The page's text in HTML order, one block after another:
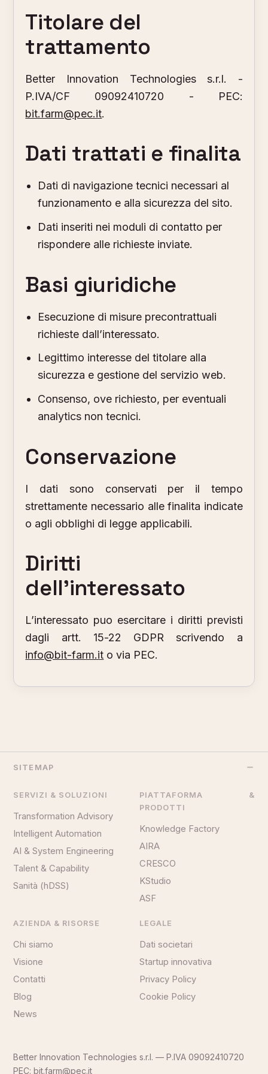
Titolare del
trattamento
Better Innovation Technologies s.r.l. -
P.IVA/CF 09092410720 - PEC:
bit.farm@pec.it.
Dati trattati e finalita
Dati di navigazione tecnici necessari al
funzionamento e alla sicurezza del sito.
Dati inseriti nei moduli di contatto per
rispondere alle richieste inviate.
Basi giuridiche
Esecuzione di misure precontrattuali
richieste dall’interessato.
Legittimo interesse del titolare alla
sicurezza e gestione del servizio web.
Consenso, ove richiesto, per eventuali
analytics non tecnici.
Conservazione
I dati sono conservati per il tempo
strettamente necessario alle finalita indicate
o agli obblighi di legge applicabili.
Diritti
dell’interessato
L’interessato puo esercitare i diritti previsti
dagli artt. 15-22 GDPR scrivendo a
info@bit-farm.it o via PEC.
SITEMAP
SERVIZI & SOLUZIONI
Transformation Advisory
Intelligent Automation
AI & System Engineering
Talent & Capability
Sanità (hDSS)
PIATTAFORMA &
PRODOTTI
Knowledge Factory
AIRA
CRESCO
KStudio
ASF
AZIENDA & RISORSE
Chi siamo
Visione
Contatti
Blog
News
LEGALE
Dati societari
Startup innovativa
Privacy Policy
Cookie Policy
Better Innovation Technologies s.r.l. — P.IVA 09092410720
PEC: bit.farm@pec.it